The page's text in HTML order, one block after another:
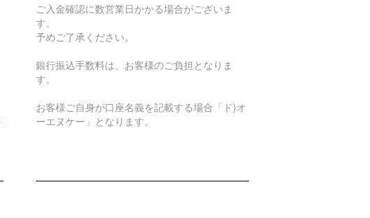
ご入金確認に数営業日かかる場合がございま
す。
予めご了承ください。
銀行振込手数料は、お客様のご負担となりま
す。
お客様ご自身が口座名義を記載する場合「ド)オ
ーエヌケー」となります。